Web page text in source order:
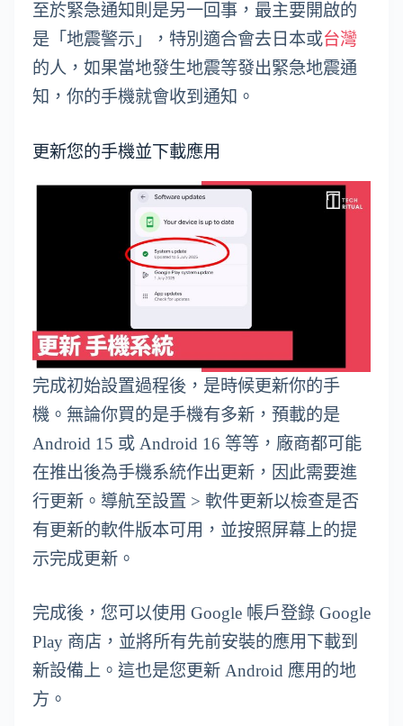
至於緊急通知則是另一回事，最主要開啟的
是「地震警示」，特別適合會去日本或台灣
的人，如果當地發生地震等發出緊急地震通
知，你的手機就會收到通知。
更新您的手機並下載應用
完成初始設置過程後，是時候更新你的手
機。無論你買的是手機有多新，預載的是
Android 15 或 Android 16 等等，廠商都可能
在推出後為手機系統作出更新，因此需要進
行更新。導航至設置 > 軟件更新以檢查是否
有更新的軟件版本可用，並按照屏幕上的提
示完成更新。
完成後，您可以使用 Google 帳戶登錄 Google
Play 商店，並將所有先前安裝的應用下載到
新設備上。這也是您更新 Android 應用的地
方。